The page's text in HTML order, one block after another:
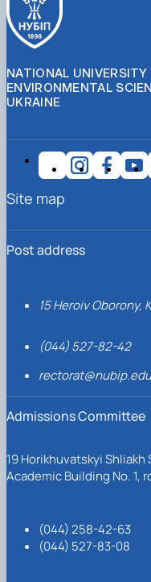
NATIONAL UNIVERSITY
ENVIRONMENTAL
UKRAINE
Post address
15 Heroiv Oborony,
(044) 527-82-42
Admissions Committee
19 Horikhuvatskyi Shliakh
Academic Building No. 1,
(044) 258-42-63
(044) 527-83-08
Site map